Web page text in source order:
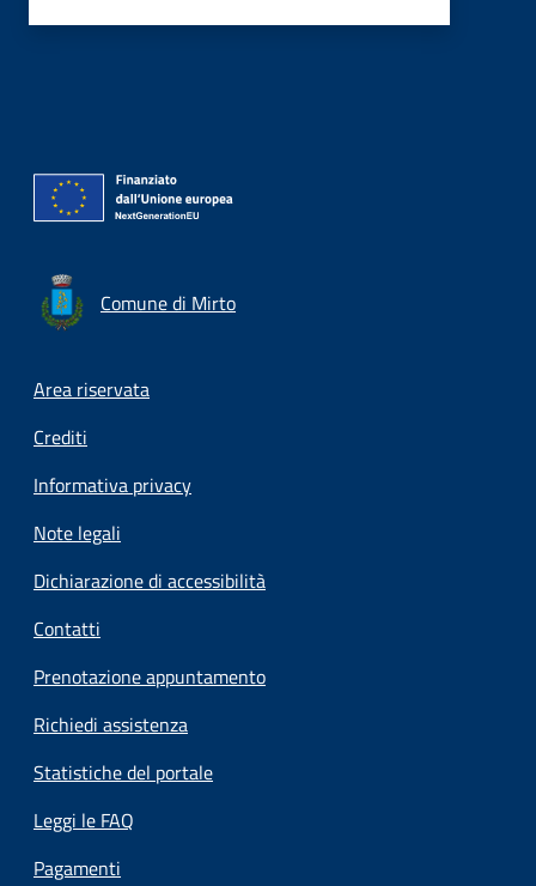
Comune di Mirto
Footer menu
Area riservata
Crediti
Informativa privacy
Note legali
Dichiarazione di accessibilità
Contatti
Prenotazione appuntamento
Richiedi assistenza
Statistiche del portale
Leggi le FAQ
Pagamenti